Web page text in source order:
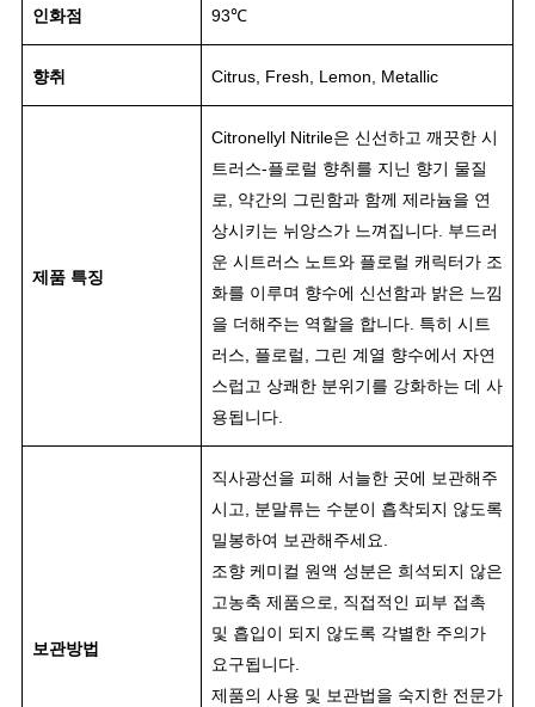
인화점 93℃
향취 Citrus, Fresh, Lemon, Metallic
제품 특징
Citronellyl Nitrile은 신선하고 깨끗한 시
트러스-플로럴 향취를 지닌 향기 물질
로, 약간의 그린함과 함께 제라늄을 연
상시키는 뉘앙스가 느껴집니다. 부드러
운 시트러스 노트와 플로럴 캐릭터가 조
화를 이루며 향수에 신선함과 밝은 느낌
을 더해주는 역할을 합니다. 특히 시트
러스, 플로럴, 그린 계열 향수에서 자연
스럽고 상쾌한 분위기를 강화하는 데 사
용됩니다.
보관방법
직사광선을 피해 서늘한 곳에 보관해주
시고, 분말류는 수분이 흡착되지 않도록
밀봉하여 보관해주세요
조향 케미컬 원액 성분은 희석되지 않은
고농축 제품으로, 직접적인 피부 접촉
및 흡입이 되지 않도록 각별한 주의가
요구됩니다.
제품의 사용 및 보관법을 숙지한 전문가